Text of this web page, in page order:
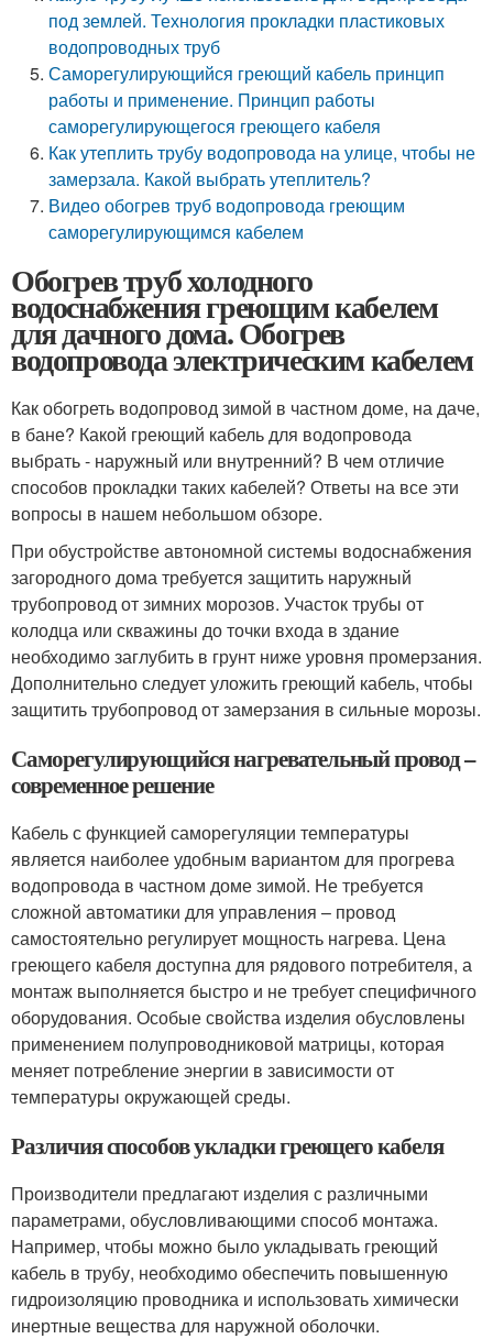
под землей. Технология прокладки пластиковых
водопроводных труб
Саморегулирующийся греющий кабель принцип
работы и применение. Принцип работы
саморегулирующегося греющего кабеля
Как утеплить трубу водопровода на улице, чтобы не
замерзала. Какой выбрать утеплитель?
Видео обогрев труб водопровода греющим
саморегулирующимся кабелем
Обогрев труб холодного
водоснабжения греющим кабелем
для дачного дома. Обогрев
водопровода электрическим кабелем
Как обогреть водопровод зимой в частном доме, на даче,
в бане? Какой греющий кабель для водопровода
выбрать - наружный или внутренний? В чем отличие
способов прокладки таких кабелей? Ответы на все эти
вопросы в нашем небольшом обзоре.
При обустройстве автономной системы водоснабжения
загородного дома требуется защитить наружный
трубопровод от зимних морозов. Участок трубы от
колодца или скважины до точки входа в здание
необходимо заглубить в грунт ниже уровня промерзания.
Дополнительно следует уложить греющий кабель, чтобы
защитить трубопровод от замерзания в сильные морозы.
Саморегулирующийся нагревательный провод –
современное решение
Кабель с функцией саморегуляции температуры
является наиболее удобным вариантом для прогрева
водопровода в частном доме зимой. Не требуется
сложной автоматики для управления – провод
самостоятельно регулирует мощность нагрева. Цена
греющего кабеля доступна для рядового потребителя, а
монтаж выполняется быстро и не требует специфичного
оборудования. Особые свойства изделия обусловлены
применением полупроводниковой матрицы, которая
меняет потребление энергии в зависимости от
температуры окружающей среды.
Различия способов укладки греющего кабеля
Производители предлагают изделия с различными
параметрами, обусловливающими способ монтажа.
Например, чтобы можно было укладывать греющий
кабель в трубу, необходимо обеспечить повышенную
гидроизоляцию проводника и использовать химически
инертные вещества для наружной оболочки.